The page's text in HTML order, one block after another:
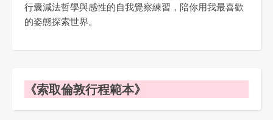
行囊減法哲學與感性的自我覺察練習，陪你用我最喜歡
的姿態探索世界。
《索取倫敦行程範本》